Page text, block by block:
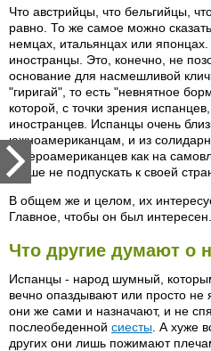
Что австрийцы, что бельгийцы,
равно. То же самое можно
немцах, итальянцах или
иностранцы. Это, конечно, не
основание для насмешливой
"гиригай", то есть "невнятное
которой, с точки зрения
иностранцев. Испанцы очень
южноамериканцам, и из
североамериканцев как на
лучше не подпускать к своей
В общем же и целом, их
Главное, чтобы он был интересен.
Что другие думают о
Испанцы - народ шумный,
вечно опаздывают или просто не
они же сами и назначают, и не
послеобеденной сиесты . А хуже
других они лишь пожимают